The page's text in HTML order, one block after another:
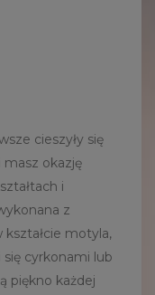
cieszyły się
okazję
i
z
kształcie motyla,
cyrkonami lub
piękno każdej